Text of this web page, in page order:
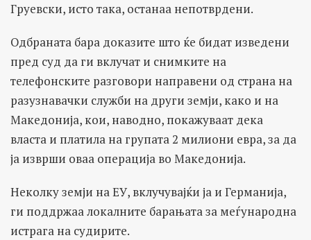
Груевски, исто така, останаа непотврдени.
Одбраната бара доказите што ќе бидат изведени
пред суд да ги вклучат и снимките на
телефонските разговори направени од страна на
разузнавачки служби на други земји, како и на
Македонија, кои, наводно, покажуваат дека
власта и платила на групата 2 милиони евра, за да
ја изврши оваа операција во Македонија.
Неколку земји на ЕУ, вклучувајќи ја и Германија,
ги поддржаа локалните барањата за меѓународна
истрага на судирите.